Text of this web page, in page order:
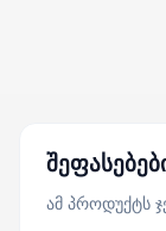
ამ პროდუქტს